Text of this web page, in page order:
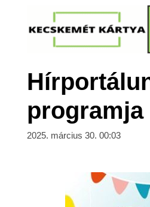
programja
2025. március 30. 00:03